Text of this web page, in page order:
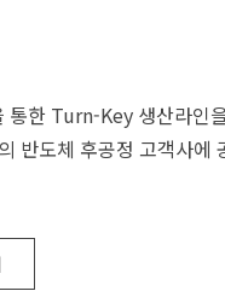
한 Turn-Key 생산라인
반도체 후공정 고객사에